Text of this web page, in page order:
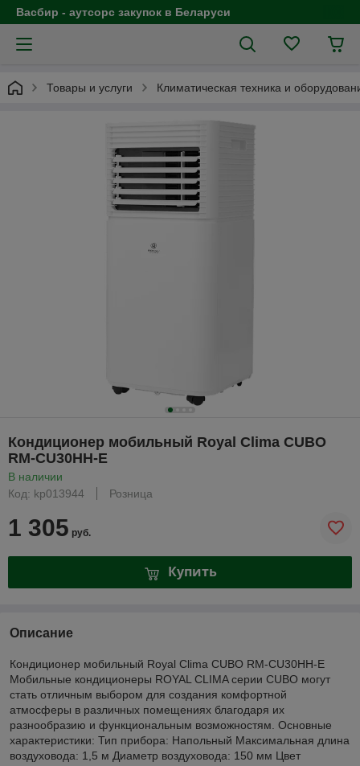
Васбир - аутсорс закупок в Беларуси
Товары и услуги Климатическая техника и
Кондиционер мобильный Royal Clima CUBO
RM-CU30HH-E
В наличии
Код: kp013944
Розница
1 305 руб.
Купить
Описание
Кондиционер мобильный Royal Clima CUBO RM-CU30HH-E
Мобильные кондиционеры ROYAL CLIMA серии CUBO могут
стать отличным выбором для создания комфортной
атмосферы в различных помещениях благодаря их
разнообразию и функциональным возможностям. Основные
характеристики: Тип прибора: Напольный Максимальная длина
воздуховода: 1,5 м Диаметр воздуховода: 150 мм Цвет